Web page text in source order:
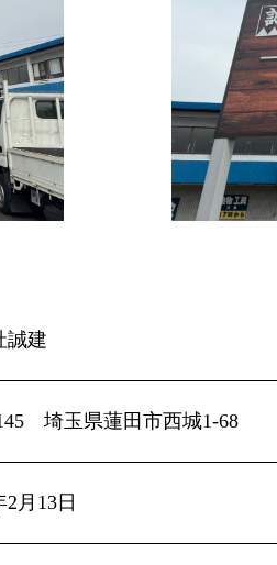
誠建
埼玉県蓮田市西城1-68
月13日